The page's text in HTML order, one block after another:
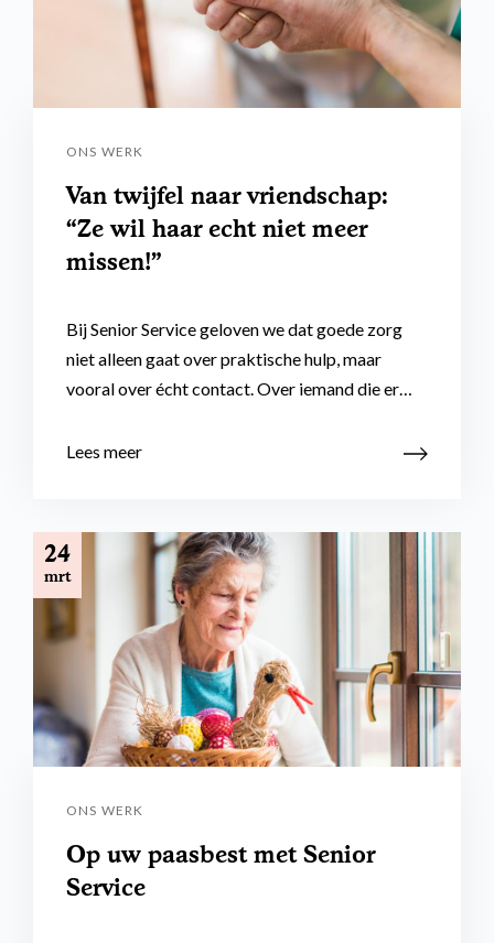
ONS WERK
Van twijfel naar vriendschap:
“Ze wil haar echt niet meer
missen!”
Bij Senior Service geloven we dat goede zorg
niet alleen gaat over praktische hulp, maar
vooral over écht contact. Over iemand die er…
Lees meer
24
mrt
ONS WERK
Op uw paasbest met Senior
Service